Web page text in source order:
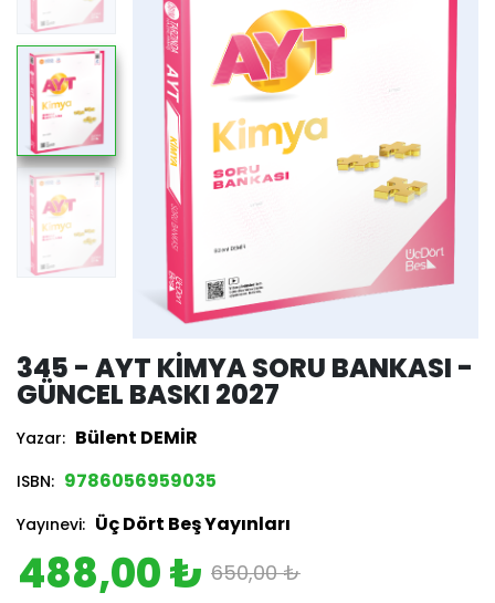
345 - AYT KIMYA SORU BANKASI -
GÜNCEL BASKI 2027
Yazar: Bülent DEMİR
ISBN: 9786056959035
Yayınevi: Üç Dört Beş Yayınları
488,00 ₺ 650,00 ₺